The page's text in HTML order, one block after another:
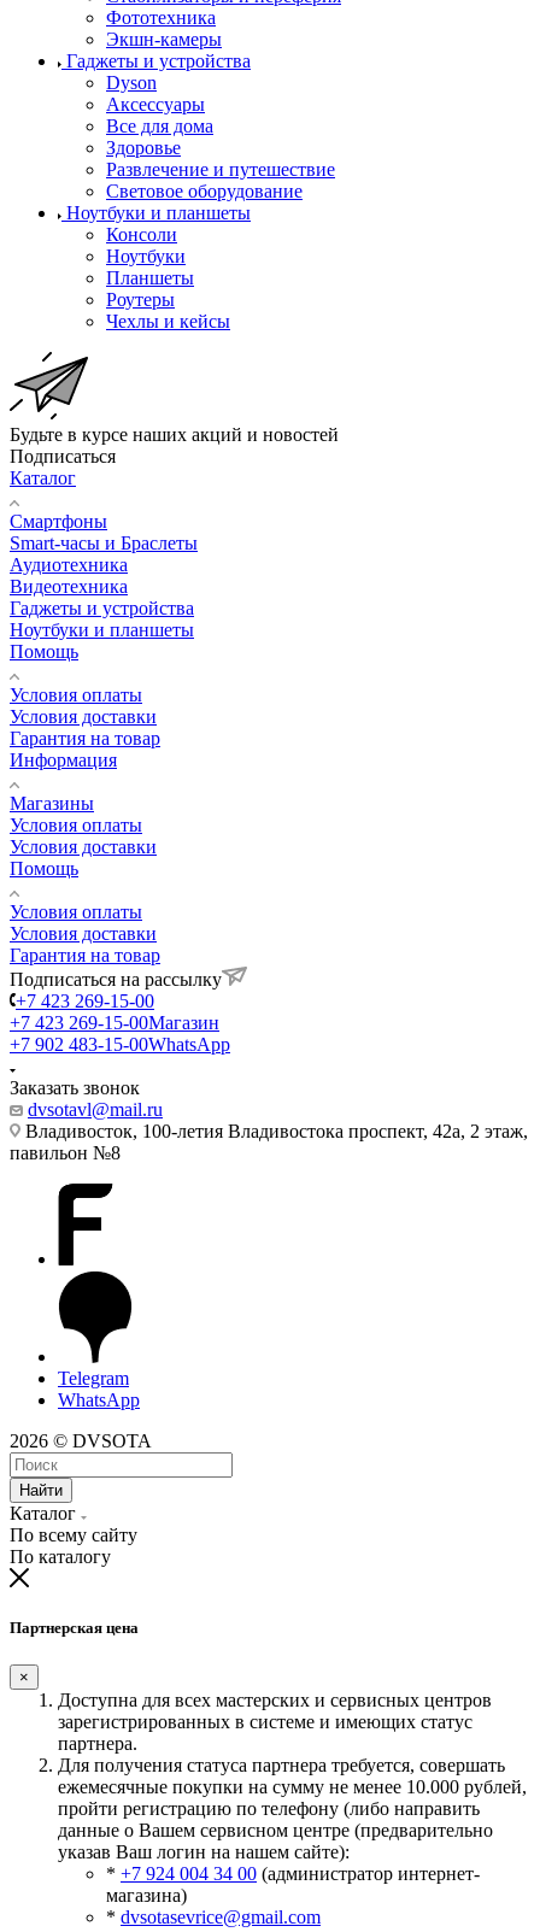
Фототехника
Экшн-камеры
Гаджеты и устройства
Dyson
Аксессуары
Все для дома
Здоровье
Развлечение и путешествие
Световое оборудование
Ноутбуки и планшеты
Консоли
Ноутбуки
Планшеты
Роутеры
Чехлы и кейсы
Будьте в курсе наших акций и новостей
Подписаться
Каталог
Смартфоны
Smart-часы и Браслеты
Аудиотехника
Видеотехника
Гаджеты и устройства
Ноутбуки и планшеты
Помощь
Условия оплаты
Условия доставки
Гарантия на товар
Информация
Магазины
Условия оплаты
Условия доставки
Помощь
Условия оплаты
Условия доставки
Гарантия на товар
Подписаться на рассылку
+7 423 269-15-00
+7 423 269-15-00Магазин
+7 902 483-15-00WhatsApp
Заказать звонок
dvsotavl@mail.ru
Владивосток, 100-летия Владивостока проспект, 42а, 2 этаж,
павильон №8
Telegram
WhatsApp
2026 © DVSOTA
Найти
Каталог
По всему сайту
По каталогу
Партнерская цена
×
Доступна для всех мастерских и сервисных центров
зарегистрированных в системе и имеющих статус
партнера.
Для получения статуса партнера требуется, совершать
ежемесячные покупки на сумму не менее 10.000 рублей,
пройти регистрацию по телефону (либо направить
данные о Вашем сервисном центре (предварительно
указав Ваш логин на нашем сайте):
* +7 924 004 34 00 (администратор интернет-
магазина)
* dvsotasevrice@gmail.com